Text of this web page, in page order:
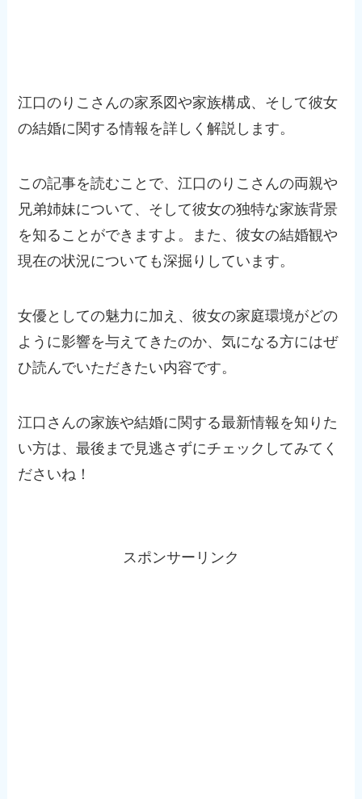
江口のりこさんの家系図や家族構成、そして彼女
の結婚に関する情報を詳しく解説します。
この記事を読むことで、江口のりこさんの両親や
兄弟姉妹について、そして彼女の独特な家族背景
を知ることができますよ。また、彼女の結婚観や
現在の状況についても深掘りしています。
女優としての魅力に加え、彼女の家庭環境がどの
ように影響を与えてきたのか、気になる方にはぜ
ひ読んでいただきたい内容です。
江口さんの家族や結婚に関する最新情報を知りた
い方は、最後まで見逃さずにチェックしてみてく
ださいね！
スポンサーリンク